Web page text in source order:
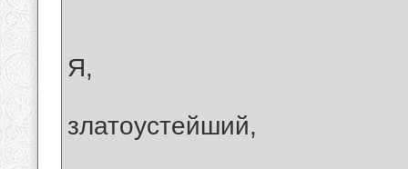
Я,
златоустейший,